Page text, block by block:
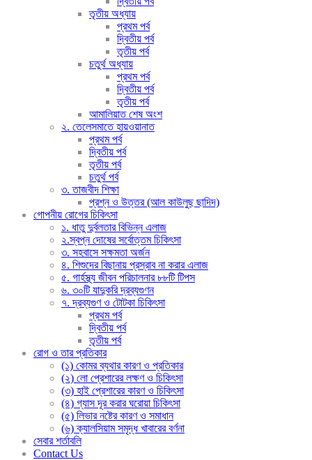
তৃতীয় অধ্যায়
প্রথম পর্ব
দ্বিতীয় পর্ব
তৃতীয় পর্ব
চতুর্থ অধ্যায়
প্রথম পর্ব
দ্বিতীয় পর্ব
তৃতীয় পর্ব
আমালিয়াত শেষ অংশ
২. তেলেসমাতে হায়ওয়ানাত
প্রথম পর্ব
দ্বিতীয় পর্ব
তৃতীয় পর্ব
চতুর্থ পর্ব
৩. তাজবীদ শিক্ষা
প্রশ্ন ও উত্তর (আল কাউলুছ ছাদিদ)
গোপনীয় রোগের চিকিৎসা
১. ধাতু দুর্বলতার বিভিন্ন এলাজ
২.স্বপ্ন দোষের সর্বোত্তম চিকিৎসা
৩. সহবাসে সক্ষমতা অর্জন
৪. শিশুদের বিছানায় প্রস্রাব না করার এলাজ
৫. গার্হস্থ্য জীবন পরিচালনার ৮৮টি টিপস
৬. ৩০টি যাদুকরি দ্রব্যগুণন
৭. দ্রব্যগুণ ও টোটকা চিকিৎসা
প্রথম পর্ব
দ্বিতীয় পর্ব
তৃতীয় পর্ব
রোগ ও তার প্রতিকার
(১) কোমর ব্যথার কারণ ও প্রতিকার
(২) লো প্রেশারের লক্ষণ ও চিকিৎসা
(৩) হাই প্রেশারের কারণ ও চিকিৎসা
(৪) গ্যাস দূর করার ঘরোয়া চিকিৎসা
(৫) লিভার নষ্টের কারণ ও সমাধান
(৬) ক্যালসিয়াম সমৃদ্ধ খাবারের বর্ণনা
সেবার শর্তাবলি
Contact Us